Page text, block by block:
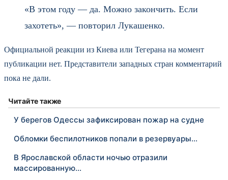
«В этом году — да. Можно закончить. Если
захотеть», — повторил Лукашенко.
Официальной реакции из Киева или Тегерана на момент
публикации нет. Представители западных стран комментарий
пока не дали.
Читайте также
У берегов Одессы зафиксирован пожар на судне
Обломки беспилотников попали в резервуары…
В Ярославской области ночью отразили
массированную…